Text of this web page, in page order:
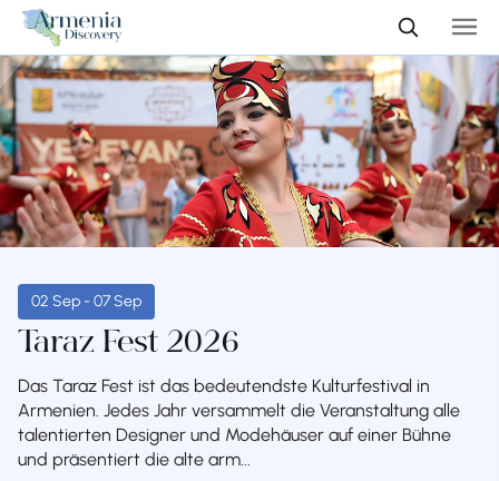
02 Sep - 07 Sep
Taraz Fest 2026
Das Taraz Fest ist das bedeutendste Kulturfestival in
Armenien. Jedes Jahr versammelt die Veranstaltung alle
talentierten Designer und Modehäuser auf einer Bühne
und präsentiert die alte arm...